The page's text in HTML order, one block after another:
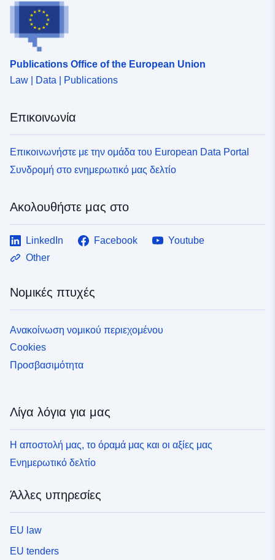
(high score, 0.8-1.0 = good (highest score))
Publications Office of the European Union
Law | Data | Publications
Επικοινωνία
Επικοινωνήστε με την ομάδα του European Data Portal
Συνδρομή στο ενημερωτικό μας δελτίο
Ακολουθήστε μας στο
LinkedIn Facebook
Youtube
Other
Νομικές πτυχές
Ανακοίνωση νομικού περιεχομένου
Cookies
Προσβασιμότητα
Λίγα λόγια για μας
Η αποστολή μας, το όραμά μας και οι αξίες μας
Ενημερωτικό δελτίο
Άλλες υπηρεσίες
EU law
EU tenders